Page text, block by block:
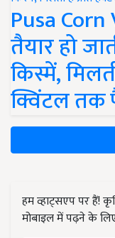
Pusa
तैयार हो
किस्में,
क्विंटल तक
हम व्हाट्सएप पर हैं!
मोबाइल में पढ़ने के